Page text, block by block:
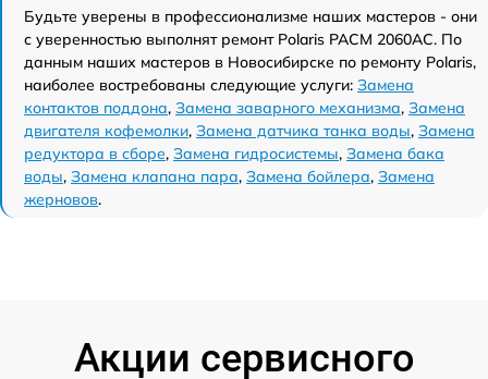
Будьте уверены в профессионализме наших мастеров - они
с уверенностью выполнят ремонт Polaris PACM 2060AC. По
данным наших мастеров в Новосибирске по ремонту Polaris,
наиболее востребованы следующие услуги: Замена
контактов поддона, Замена заварного механизма, Замена
двигателя кофемолки, Замена датчика танка воды, Замена
редуктора в сборе, Замена гидросистемы, Замена бака
воды, Замена клапана пара, Замена бойлера, Замена
жерновов.
Акции сервисного